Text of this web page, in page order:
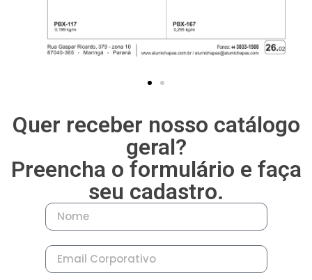
Quer receber nosso catálogo
geral?
Preencha o formulário e faça
seu cadastro.